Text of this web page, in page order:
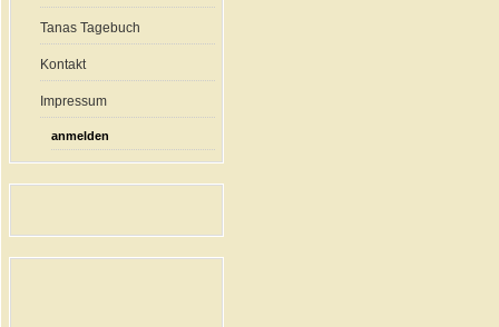
Tanas Tagebuch
Kontakt
Impressum
anmelden